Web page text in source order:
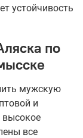
устойчивость
по
мужскую
и
высокое
все